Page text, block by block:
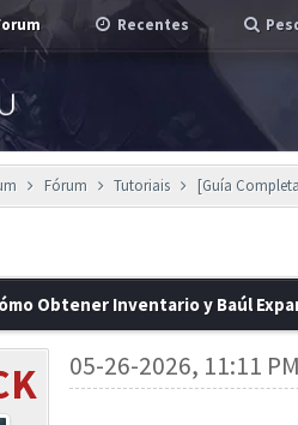
Recentes
Fórum Tutoriais [Guía
Obtener Inventario y Baúl
05-26-2026, 11:11